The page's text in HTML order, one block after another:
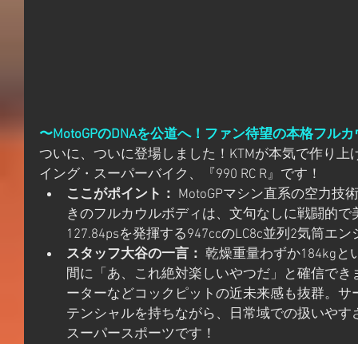
〜MotoGPのDNAを公道へ！ファン待望の本格フル
ついに、ついに登場しました！KTMが本気で作り
イング・スーパーバイク、『990 RC R』です！
ここがポイント： MotoGPマシン直系の空力技
きのフルカウルボディは、文句なしに戦闘的
127.84psを発揮する947ccのLC8c並列2気筒エ
スタッフ大谷の一言： 乾燥重量わずか184kgと
間に「あ、これ絶対楽しいやつだ」と確信でき
ーターなどコックピットの近未来感も抜群。
テンシャルを持ちながら、日常域での扱いや
スーパースポーツです！